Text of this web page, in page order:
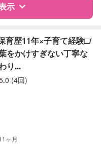
ン
ッスン
示
ベビーシッター
育歴11年×子育て経験□︎/
をかけすぎない丁寧な
り...
(4回)
ヶ月